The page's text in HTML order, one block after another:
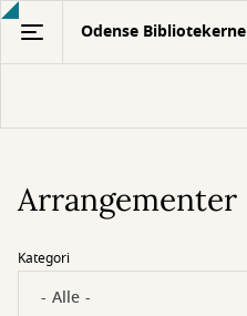
Gå
hovedindhold
Odense Bibliotekerne
Arrangementer
Kategori